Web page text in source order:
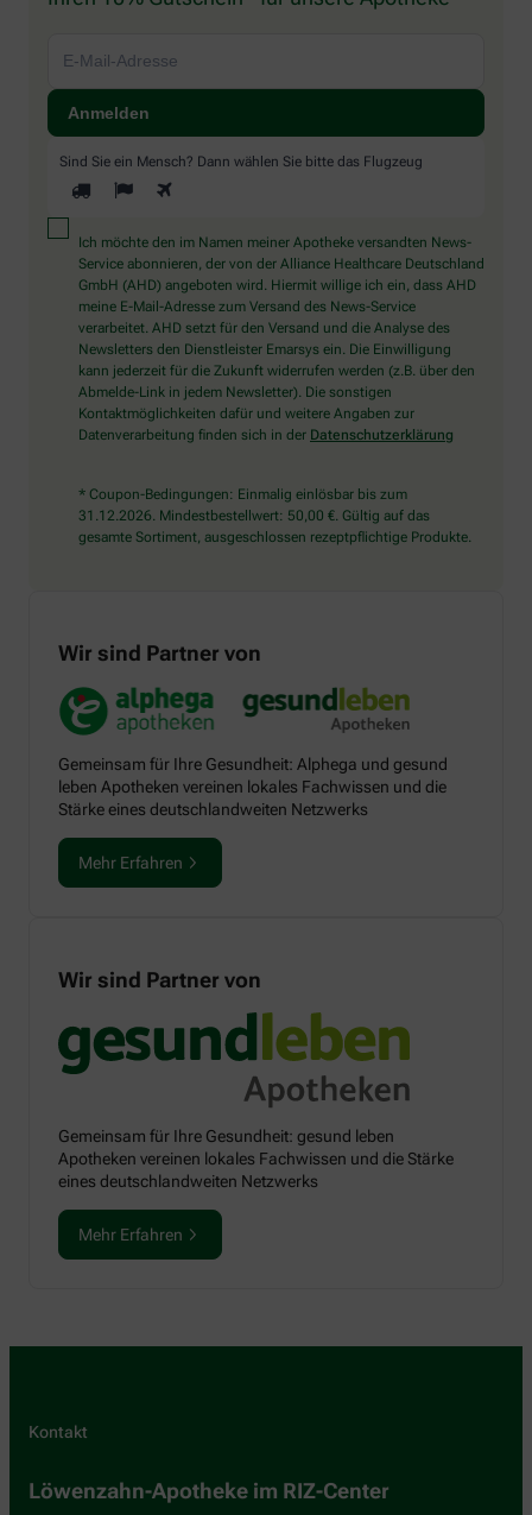
Sind Sie ein Mensch? Dann wählen Sie bitte das Flugzeug
Ich möchte den im Namen meiner Apotheke versandten News-
Service abonnieren, der von der Alliance Healthcare Deutschland
GmbH (AHD) angeboten wird. Hiermit willige ich ein, dass AHD
meine E-Mail-Adresse zum Versand des News-Service
verarbeitet. AHD setzt für den Versand und die Analyse des
Newsletters den Dienstleister Emarsys ein. Die Einwilligung
kann jederzeit für die Zukunft widerrufen werden (z.B. über den
Abmelde-Link in jedem Newsletter). Die sonstigen
Kontaktmöglichkeiten dafür und weitere Angaben zur
Datenverarbeitung finden sich in der Datenschutzerklärung
* Coupon-Bedingungen: Einmalig einlösbar bis zum
31.12.2026. Mindestbestellwert: 50,00 €. Gültig auf das
gesamte Sortiment, ausgeschlossen rezeptpflichtige Produkte.
Wir sind Partner von
Gemeinsam für Ihre Gesundheit: Alphega und gesund
leben Apotheken vereinen lokales Fachwissen und die
Stärke eines deutschlandweiten Netzwerks
Mehr Erfahren
Wir sind Partner von
Gemeinsam für Ihre Gesundheit: gesund leben
Apotheken vereinen lokales Fachwissen und die Stärke
eines deutschlandweiten Netzwerks
Mehr Erfahren
Kontakt
Löwenzahn-Apotheke im RIZ-Center